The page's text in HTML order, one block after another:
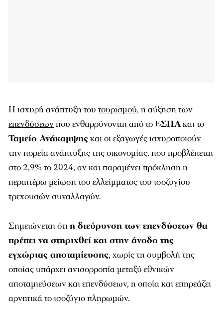
Η ισχυρή ανάπτυξη του τουρισμού, η αύξηση των
επενδύσεωνπου ενθαρρύνονται από τοΕΣΠΑκαι το
Ταμείο Ανάκαμψηςκαι οι εξαγωγές ισχυροποιούν
την πορεία ανάπτυξης της οικονομίας, που προβλέπεται
στο 2,9% το 2024, αν και παραμένει πρόκληση η
περαιτέρω μείωση του ελλείμματος του ισοζυγίου
τρεχουσών συναλλαγών.
Σημειώνεται ότιη διεύρυνση των επενδύσεων θα
πρέπει να στηριχθεί και στην άνοδο της
εγχώριας αποταμίευσης, χωρίς τη συμβολή της
οποίας υπάρχει ανισορροπία μεταξύ εθνικών
αποταμιεύσεων και επενδύσεων, η οποία και επηρεάζει
αρνητικά το ισοζύγιο πληρωμών.